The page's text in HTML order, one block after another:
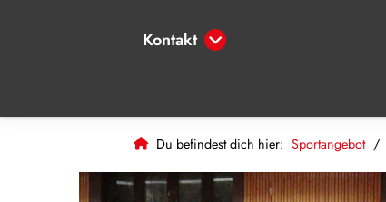
Kontakt
Du befindest dich hier: Sportangebot